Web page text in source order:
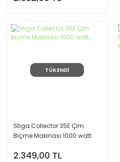
TÜKENDİ
Stiga Collector 35E Çim
Biçme Makinası 1000 watt
2.349,00 TL